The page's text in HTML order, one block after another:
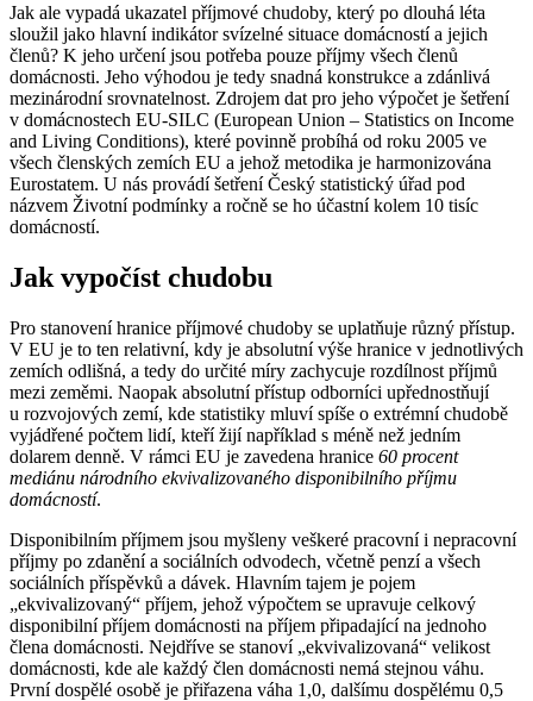
Jak ale vypadá ukazatel příjmové chudoby, který po dlouhá léta
sloužil jako hlavní indikátor svízelné situace domácností a jejich
členů? K jeho určení jsou potřeba pouze příjmy všech členů
domácnosti. Jeho výhodou je tedy snadná konstrukce a zdánlivá
mezinárodní srovnatelnost. Zdrojem dat pro jeho výpočet je šetření
v domácnostech EU-SILC (European Union – Statistics on Income
and Living Conditions), které povinně probíhá od roku 2005 ve
všech členských zemích EU a jehož metodika je harmonizována
Eurostatem. U nás provádí šetření Český statistický úřad pod
názvem Životní podmínky a ročně se ho účastní kolem 10 tisíc
domácností.
Jak vypočíst chudobu
Pro stanovení hranice příjmové chudoby se uplatňuje různý přístup.
V EU je to ten relativní, kdy je absolutní výše hranice v jednotlivých
zemích odlišná, a tedy do určité míry zachycuje rozdílnost příjmů
mezi zeměmi. Naopak absolutní přístup odborníci upřednostňují
u rozvojových zemí, kde statistiky mluví spíše o extrémní chudobě
vyjádřené počtem lidí, kteří žijí například s méně než jedním
dolarem denně. V rámci EU je zavedena hranice 60 procent
mediánu národního ekvivalizovaného disponibilního příjmu
domácností.
Disponibilním příjmem jsou myšleny veškeré pracovní i nepracovní
příjmy po zdanění a sociálních odvodech, včetně penzí a všech
sociálních příspěvků a dávek. Hlavním tajem je pojem
„ekvivalizovaný“ příjem, jehož výpočtem se upravuje celkový
disponibilní příjem domácnosti na příjem připadající na jednoho
člena domácnosti. Nejdříve se stanoví „ekvivalizovaná“ velikost
domácnosti, kde ale každý člen domácnosti nemá stejnou váhu.
První dospělé osobě je přiřazena váha 1,0, dalšímu dospělému 0,5